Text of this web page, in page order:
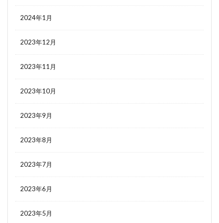
2024年1月
2023年12月
2023年11月
2023年10月
2023年9月
2023年8月
2023年7月
2023年6月
2023年5月